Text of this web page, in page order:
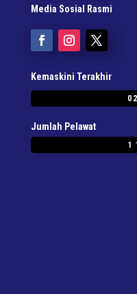
Media Sosial Rasmi
Kemaskini Terakhir
Jumlah Pelawat